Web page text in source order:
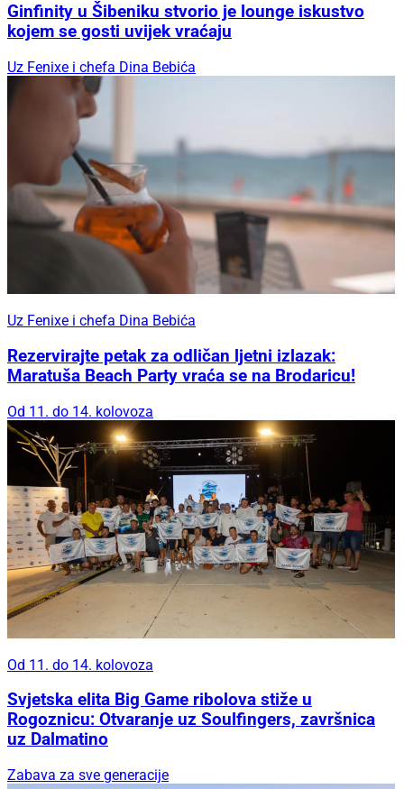
Ginfinity u Šibeniku stvorio je lounge iskustvo
kojem se gosti uvijek vraćaju
Uz Fenixe i chefa Dina Bebića
Uz Fenixe i chefa Dina Bebića
Rezervirajte petak za odličan ljetni izlazak:
Maratuša Beach Party vraća se na Brodaricu!
Od 11. do 14. kolovoza
Od 11. do 14. kolovoza
Svjetska elita Big Game ribolova stiže u
Rogoznicu: Otvaranje uz Soulfingers, završnica
uz Dalmatino
Zabava za sve generacije